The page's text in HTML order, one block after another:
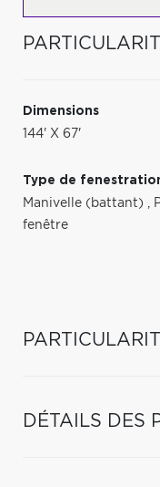
Dimensions
144' X 67'
Type de
Manivelle (battant) ,
fenêtre
DÉTAILS DES